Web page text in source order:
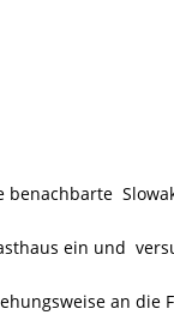
benachbarte
ein und
an die